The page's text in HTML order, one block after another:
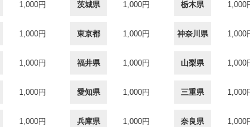
1,000円 茨城県 1,000円 栃木県 1,000
1,000円 東京都 1,000円 神奈川県 1,000
1,000円 福井県 1,000円 山梨県 1,000
1,000円 愛知県 1,000円 三重県 1,000
1,000円 兵庫県 1,000円 奈良県 1,000